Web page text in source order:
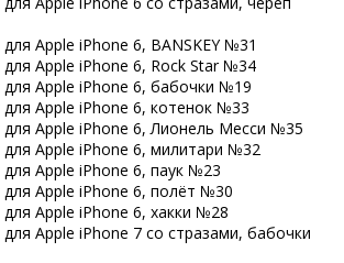
для Apple iPhone 6, BANSKEY №31
для Apple iPhone 6, Rock Star №34
для Apple iPhone 6, бабочки №19
для Apple iPhone 6, котенок №33
для Apple iPhone 6, Лионель Месси №35
для Apple iPhone 6, милитари №32
для Apple iPhone 6, паук №23
для Apple iPhone 6, полёт №30
для Apple iPhone 6, хакки №28
Apple iPhone 7 со стразами, бабочки